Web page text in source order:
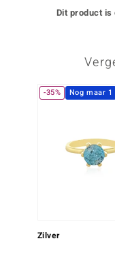
Collection
Dit product is
-35% Nog maar 1
Zilver